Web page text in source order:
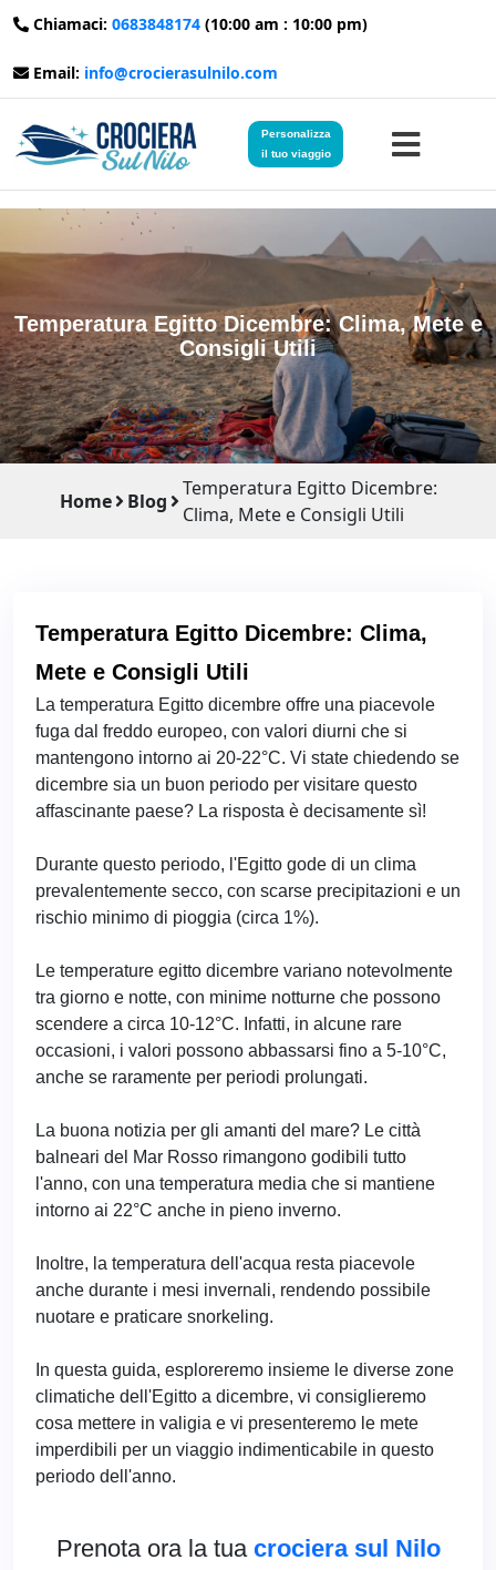
Chiamaci: 0683848174 (10:00 am : 10:00 pm)
Email: info@crocierasulnilo.com
Personalizza
il tuo viaggio
Home
Crociere sul Nilo
Viaggi in Giordania
Temperatura Egitto Dicembre: Clima, Mete e
Consigli Utili
Home Blog
Temperatura Egitto Dicembre:
Clima, Mete e Consigli Utili
Temperatura Egitto Dicembre: Clima,
Mete e Consigli Utili
La temperatura Egitto dicembre offre una piacevole
fuga dal freddo europeo, con valori diurni che si
mantengono intorno ai 20-22°C. Vi state chiedendo se
dicembre sia un buon periodo per visitare questo
affascinante paese? La risposta è decisamente sì!
Durante questo periodo, l'Egitto gode di un clima
prevalentemente secco, con scarse precipitazioni e un
rischio minimo di pioggia (circa 1%).
Le temperature egitto dicembre variano notevolmente
tra giorno e notte, con minime notturne che possono
scendere a circa 10-12°C. Infatti, in alcune rare
occasioni, i valori possono abbassarsi fino a 5-10°C,
anche se raramente per periodi prolungati.
La buona notizia per gli amanti del mare? Le città
balneari del Mar Rosso rimangono godibili tutto
l'anno, con una temperatura media che si mantiene
intorno ai 22°C anche in pieno inverno.
Inoltre, la temperatura dell'acqua resta piacevole
anche durante i mesi invernali, rendendo possibile
nuotare e praticare snorkeling.
In questa guida, esploreremo insieme le diverse zone
climatiche dell'Egitto a dicembre, vi consiglieremo
cosa mettere in valigia e vi presenteremo le mete
imperdibili per un viaggio indimenticabile in questo
periodo dell'anno.
Prenota ora la tua crociera sul Nilo